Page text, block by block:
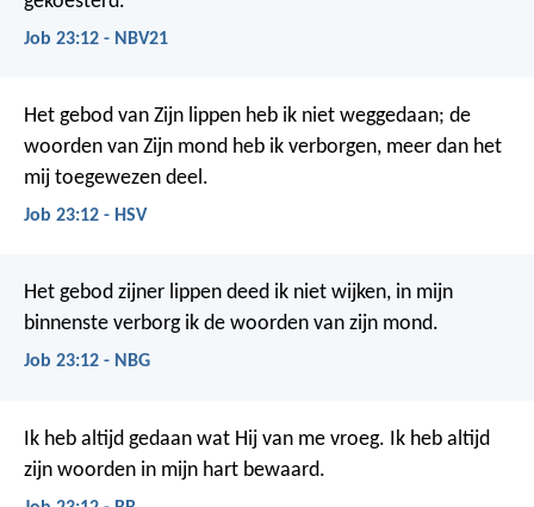
Job 23:12 - NBV21
Het gebod van Zijn lippen heb ik niet weggedaan; de
woorden van Zijn mond heb ik verborgen, meer dan het
mij toegewezen deel.
Job 23:12 - HSV
Het gebod zijner lippen deed ik niet wijken, in mijn
binnenste verborg ik de woorden van zijn mond.
Job 23:12 - NBG
Ik heb altijd gedaan wat Hij van me vroeg. Ik heb altijd
zijn woorden in mijn hart bewaard.